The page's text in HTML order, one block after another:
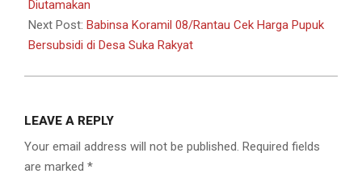
Diutamakan
Next Post: Babinsa Koramil 08/Rantau Cek Harga Pupuk
Bersubsidi di Desa Suka Rakyat
LEAVE A REPLY
Your email address will not be published. Required fields
are marked *